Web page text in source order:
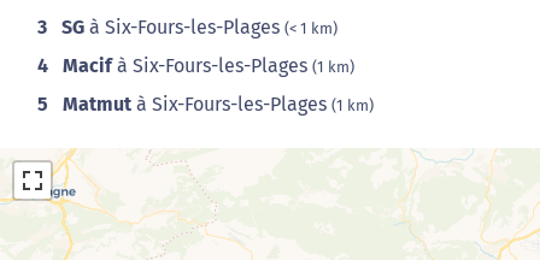
3 SG à Six-Fours-les-Plages (< 1 km)
4 Macifà Six-Fours-les-Plages (1 km)
5 Matmut à Six-Fours-les-Plages (1 km)